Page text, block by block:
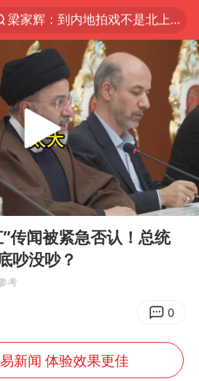
解锁各地夏日限定体验
浙江温州发布台风橙色预警信号
白海豚将正面袭击贯穿浙江
富婆带资进组给自己硬加60多场吻戏
金饰克价一夜涨回1300元
名创优品一次性内裤 颜面尽失
视频丨中国东方电气集团原党组副书记、董事宋致远被查
46岁的殷桃看着像20岁
包文婧：二胎很难一碗水端平
香港宏福苑火灾或由烟头引起
实时追踪台风白海豚
浙江台州《告全体市民书》
女主硬加吻戏短剧已下架
浙江一9岁男孩被海浪卷走仍在搜救中
07:11
传闻被紧急否认！总统
吵没吵？
考
0
新闻 体验效果更佳